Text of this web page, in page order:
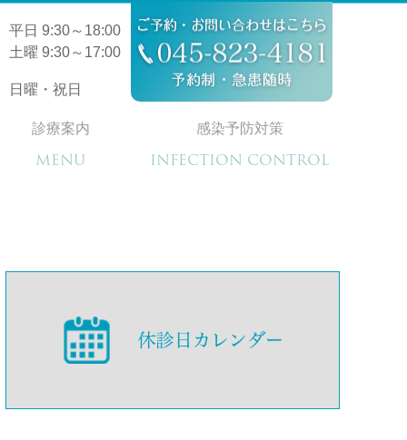
平日 9:30～18:00
土曜 9:30～17:00
日曜・祝日
診療案内
MENU
感染予防対策
INFECTION CONTROL